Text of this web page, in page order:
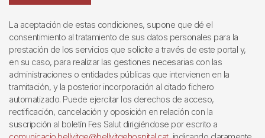
La aceptación de estas condiciones, supone que dé el
consentimiento al tratamiento de sus datos personales para la
prestación de los servicios que solicite a través de este portal y,
en su caso, para realizar las gestiones necesarias con las
administraciones o entidades públicas que intervienen en la
tramitación, y la posterior incorporación al citado fichero
automatizado. Puede ejercitar los derechos de acceso,
rectificación, cancelación y oposición en relación con la
suscripción al boletín Fes Salut dirigiéndose por escrito a